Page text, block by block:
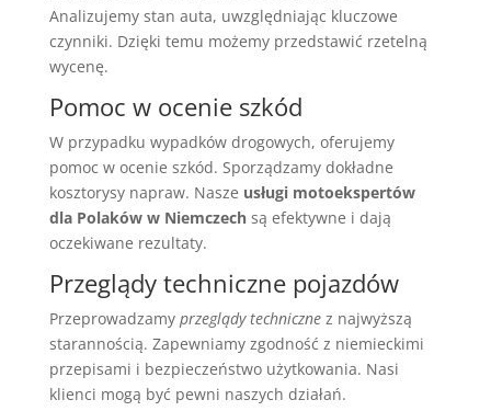
Analizujemy stan auta, uwzględniając kluczowe
czynniki. Dzięki temu możemy przedstawić rzetelną
wycenę.
Pomoc w ocenie szkód
W przypadku wypadków drogowych, oferujemy
pomoc w ocenie szkód. Sporządzamy dokładne
kosztorysy napraw. Nasze usługi motoekspertów
dla Polaków w Niemczechsą efektywne i dają
oczekiwane rezultaty.
Przeglądy techniczne pojazdów
Przeprowadzamy przeglądy technicznez najwyższą
starannością. Zapewniamy zgodność z niemieckimi
przepisami i bezpieczeństwo użytkowania. Nasi
klienci mogą być pewni naszych działań.